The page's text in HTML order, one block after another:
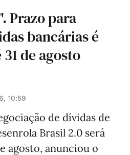
Prazo para
bancárias é
de agosto
10:59
de dívidas de
Brasil 2.0 será
agosto, anunciou o